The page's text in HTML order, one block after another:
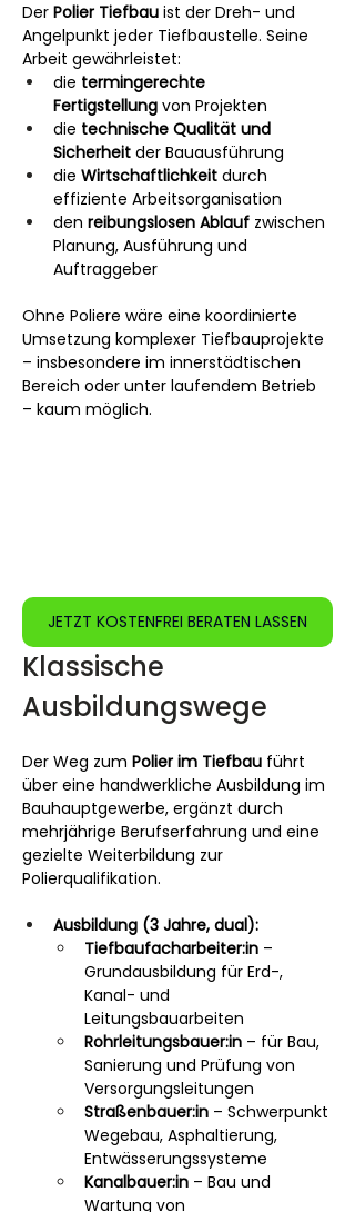
Der Polier Tiefbau ist der Dreh- und
Angelpunkt jeder Tiefbaustelle. Seine
Arbeit gewährleistet:
die termingerechte
Fertigstellung von Projekten
die technische Qualität und
Sicherheit der Bauausführung
die Wirtschaftlichkeit durch
effiziente Arbeitsorganisation
den reibungslosen Ablauf zwischen
Planung, Ausführung und
Auftraggeber
Ohne Poliere wäre eine koordinierte
Umsetzung komplexer Tiefbauprojekte
– insbesondere im innerstädtischen
Bereich oder unter laufendem Betrieb
– kaum möglich.
JETZT KOSTENFREI BERATEN LASSEN
Klassische
Ausbildungswege
Der Weg zum Polier im Tiefbau führt
über eine handwerkliche Ausbildung im
Bauhauptgewerbe, ergänzt durch
mehrjährige Berufserfahrung und eine
gezielte Weiterbildung zur
Polierqualifikation.
Ausbildung (3 Jahre, dual):
Tiefbaufacharbeiter:in –
Grundausbildung für Erd-,
Kanal- und
Leitungsbauarbeiten
Rohrleitungsbauer:in – für Bau,
Sanierung und Prüfung von
Versorgungsleitungen
Straßenbauer:in – Schwerpunkt
Wegebau, Asphaltierung,
Entwässerungssysteme
Kanalbauer:in – Bau und
Wartung von